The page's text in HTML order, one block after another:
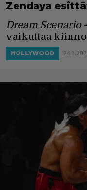
Zendaya
Dream Scenario-
vaikuttaa
HOLLYWOOD